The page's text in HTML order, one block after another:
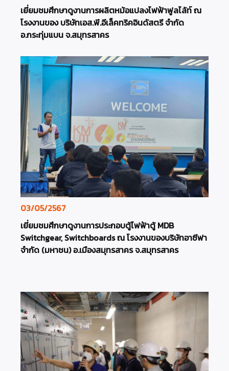
เยี่ยมชมศึกษาดูงานการผลิตหม้อแปลงไฟฟ้าฟูลไล้ท์ ณ
โรงงานของ บริษัทเอส.พี.อีเล็คทริคอินดัสตรี จำกัด
อ.กระทุ่มแบน จ.สมุทรสาคร
03/05/2567
เยี่ยมชมศึกษาดูงานการประกอบตู้ไฟฟ้าตู้ MDB
Switchgear, Switchboards ณ โรงงานของบริษัทอาซีฟา
จำกัด (มหาชน) อ.เมืองสมุทรสาคร จ.สมุทรสาคร